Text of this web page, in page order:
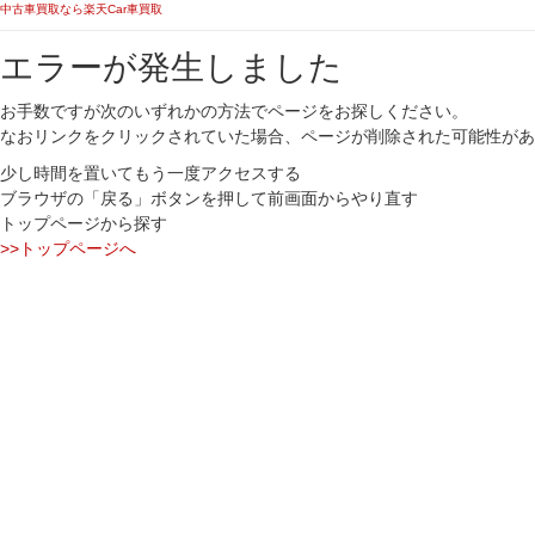
中古車買取なら楽天Car車買取
エラーが発生しました
お手数ですが次のいずれかの方法でページをお探しください。
なおリンクをクリックされていた場合、ページが削除された可能性が
少し時間を置いてもう一度アクセスする
ブラウザの「戻る」ボタンを押して前画面からやり直す
トップページから探す
>>トップページへ